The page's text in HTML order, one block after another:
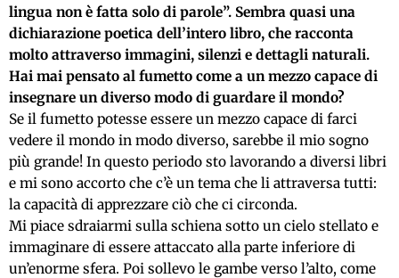
lingua non è fatta solo di parole”. Sembra quasi una
dichiarazione poetica dell’intero libro, che racconta
molto attraverso immagini, silenzi e dettagli naturali.
Hai mai pensato al fumetto come a un mezzo capace di
insegnare un diverso modo di guardare il mondo?
Se il fumetto potesse essere un mezzo capace di farci
vedere il mondo in modo diverso, sarebbe il mio sogno
più grande! In questo periodo sto lavorando a diversi libri
e mi sono accorto che c’è un tema che li attraversa tutti:
la capacità di apprezzare ciò che ci circonda.
Mi piace sdraiarmi sulla schiena sotto un cielo stellato e
immaginare di essere attaccato alla parte inferiore di
un’enorme sfera. Poi sollevo le gambe verso l’alto, come